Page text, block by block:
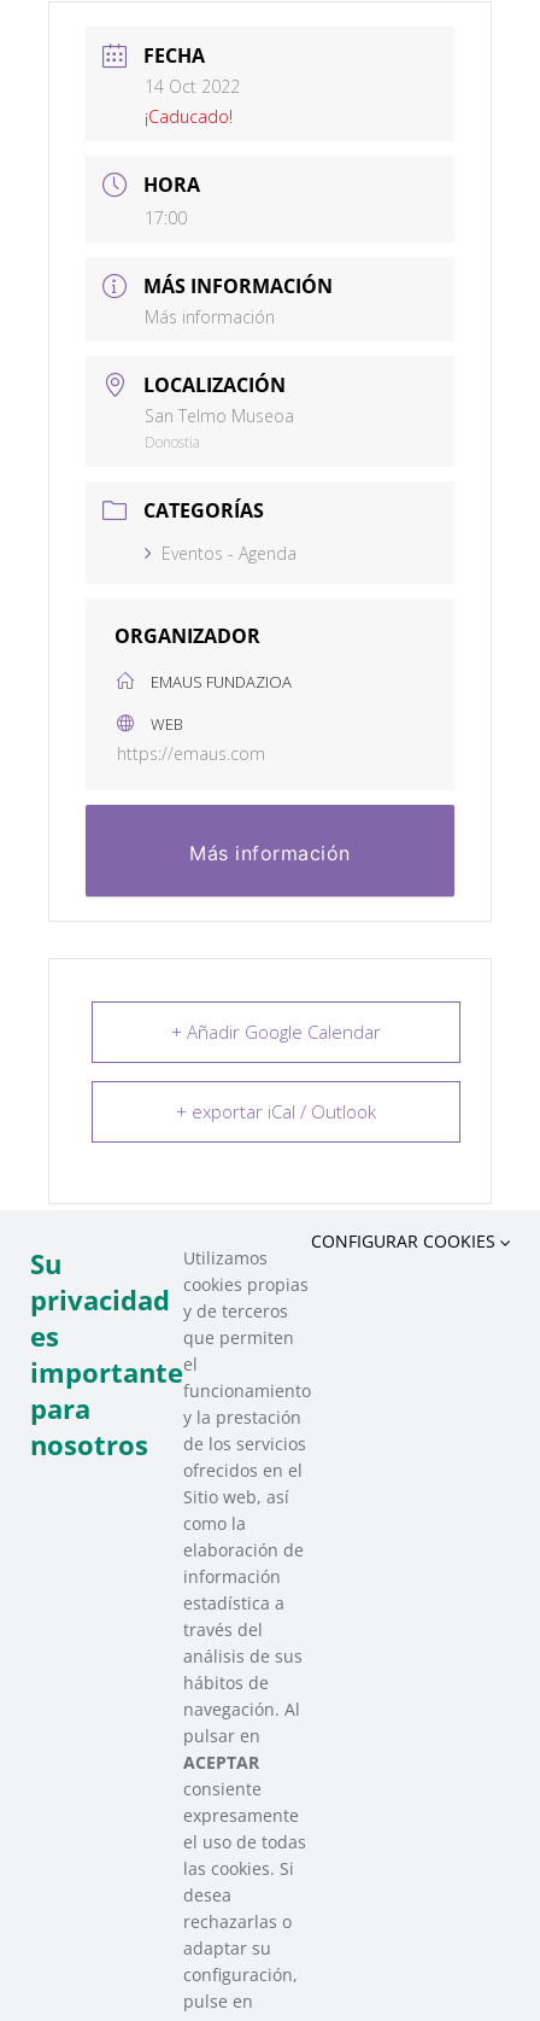
FECHA
14 Oct 2022
¡Caducado!
HORA
17:00
MÁS INFORMACIÓN
Más información
LOCALIZACIÓN
San Telmo Museoa
Donostia
CATEGORÍAS
Eventos - Agenda
ORGANIZADOR
EMAUS FUNDAZIOA
WEB
https://emaus.com
Más información
+ Añadir Google Calendar
+ exportar iCal / Outlook
COMPARTIR ESTE EVENTO
SAREEN SAREA
Asociación que agrupa a las redes
del Tercer Sector Social en Euskadi
Contacto
info@sareensarea.eu
Iparraguirre, 9 lonja – 48009 Bilbao
946 569 230
Colabora
Su
privacidad
es
importante
para
nosotros
Utilizamos
cookies propias
y de terceros
que permiten
el
funcionamiento
y la prestación
de los servicios
ofrecidos en el
Sitio web, así
como la
elaboración de
información
estadística a
través del
análisis de sus
hábitos de
navegación. Al
pulsar en
ACEPTAR
consiente
expresamente
el uso de todas
las cookies. Si
desea
rechazarlas o
adaptar su
configuración,
pulse en
CONFIGURAR COOKIES